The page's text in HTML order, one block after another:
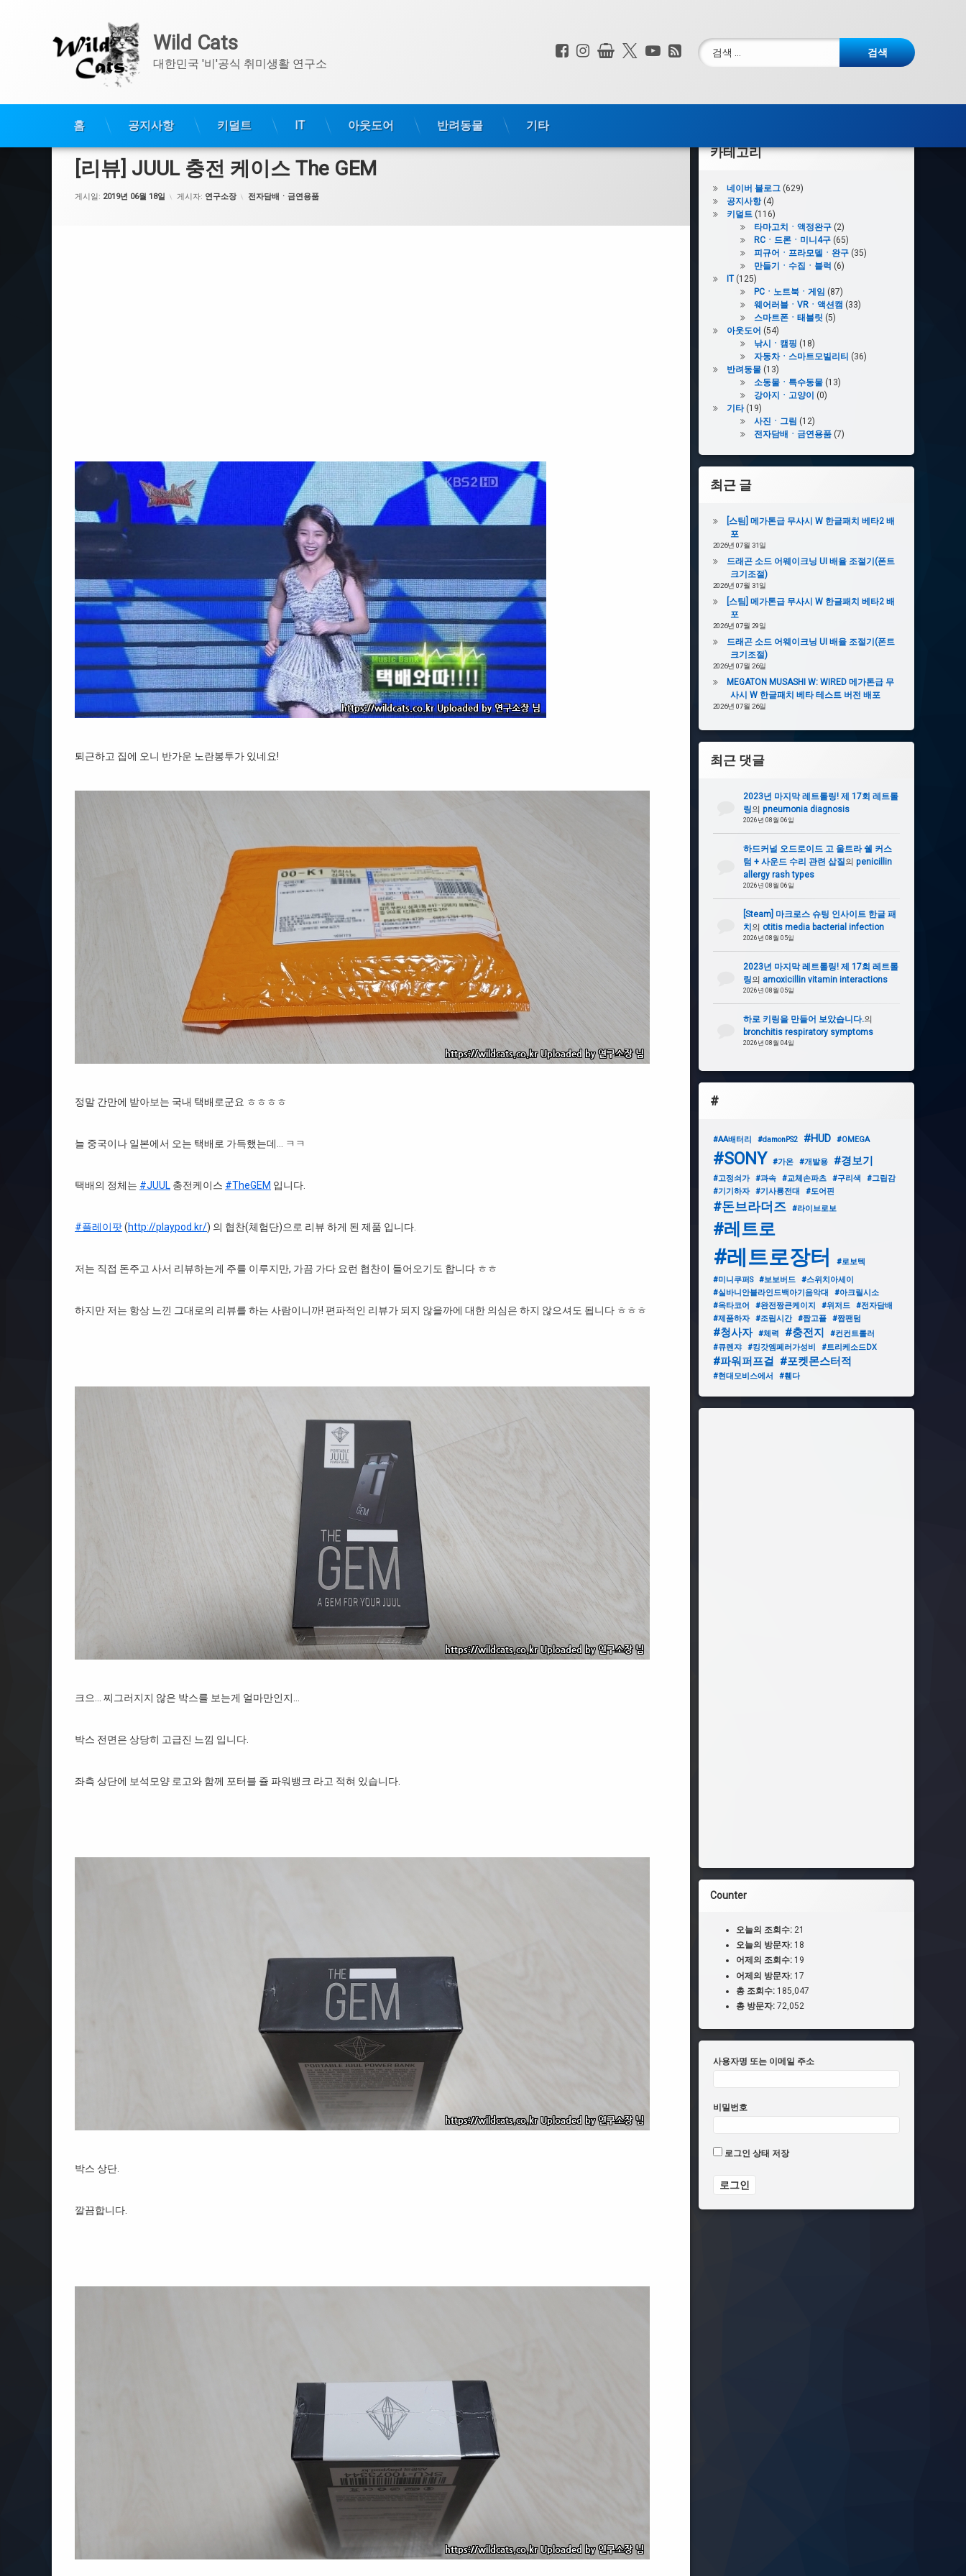
Wild Cats
대한민국 '비'공식 취미생활 연구소 전화 :
페이스북
인스타그램
상점 X.com
YouTube
RSS검색:
홈 공지사항 키덜트 IT 아웃도어 반려동물 기타
[리뷰] JUUL 충전 케이스 The GEM
게시일: 2019년 06월 18일 게시자: 연구소장 카테고리:
전자담배ㆍ금연용품
퇴근하고 집에 오니 반가운 노란봉투가 있네요!
정말 간만에 받아보는 국내 택배로군요 ㅎㅎㅎㅎ
늘 중국이나 일본에서 오는 택배로 가득했는데… ㅋㅋ
택배의 정체는 #JUUL 충전케이스 #TheGEM 입니다.
#플레이팟(http://playpod.kr/) 의 협찬(체험단)으로 리뷰 하게 된 제품 입니다.
저는 직접 돈주고 사서 리뷰하는게 주를 이루지만, 가끔 가다 요런 협찬이 들어오기도 합니다 ㅎㅎ
하지만 저는 항상 느낀 그대로의 리뷰를 하는 사람이니까! 편파적인 리뷰가 되지 않을까에 대한 의심은 하지 않으셔도 됩니다 ㅎㅎㅎ
크으… 찌그러지지 않은 박스를 보는게 얼마만인지…
박스 전면은 상당히 고급진 느낌 입니다.
좌측 상단에 보석모양 로고와 함께 포터블 쥴 파워뱅크 라고 적혀 있습니다.
박스 상단.
깔끔합니다.
카테고리
네이버 블로그 (629)
공지사항(4)
키덜트 (116)
타마고치ㆍ액정완구(2)
RCㆍ드론ㆍ미니4구(65)
피규어ㆍ프라모델ㆍ완구(35)
만들기ㆍ수집ㆍ블럭 (6)
IT(125)
PCㆍ노트북ㆍ게임 (87)
웨어러블ㆍVRㆍ액션캠 (33)
스마트폰ㆍ태블릿 (5)
아웃도어 (54)
낚시ㆍ캠핑 (18)
자동차ㆍ스마트모빌리티 (36)
반려동물(13)
소동물ㆍ특수동물(13)
강아지ㆍ고양이 (0)
기타(19)
사진ㆍ그림 (12)
전자담배ㆍ금연용품(7)
최근 글
[스팀] 메가톤급 무사시 W 한글패치 베타2 배
포
2026년 07월 31일
드래곤 소드 어웨이크닝 UI 배율 조절기(폰트
크기조절)
2026년 07월 31일
[스팀] 메가톤급 무사시 W 한글패치 베타2 배
포
2026년 07월 29일
드래곤 소드 어웨이크닝 UI 배율 조절기(폰트
크기조절)
2026년 07월 26일
MEGATON MUSASHI W: WIRED 메가톤급 무
사시 W 한글패치 베타 테스트 버전 배포
2026년 07월 26일
최근 댓글
2023년 마지막 레트롤링! 제 17회 레트롤
링의 pneumonia diagnosis
2026년 08월 06일
하드커널 오드로이드 고 울트라 쉘 커스
텀 + 사운드 수리 관련 삽질의 penicillin
allergy rash types
2026년 08월 06일
[Steam] 마크로스 슈팅 인사이트 한글 패
치의 otitis media bacterial infection
2026년 08월 05일
2023년 마지막 레트롤링! 제 17회 레트롤
링의 amoxicillin vitamin interactions
2026년 08월 05일
하로 키링을 만들어 보았습니다.의
bronchitis respiratory symptoms
2026년 08월 04일
#
#AA배터리 #damonPS2 #HUD #OMEGA
#SONY #가온 #개발용 #경보기
#고정쇠가 #과속 #교체손파츠 #구리색
#그립감
#기기하자
#기사룡전대 #도어핀
#돈브라더즈 #라이브로보
#레트로
#레트로장터
#로보텍
#미니쿠퍼S
#보보버드
#스위치아세이
#실바니안블라인드백아기음악대
#아크릴시소
#옥타코어
#완전짱큰케이지 #위저드
#전자담배
#제품하자
#조립시간 #짭고플 #짭팬텀
#청사자 #체력 #충전지
#컨컨트롤러
#큐렌쟈
#킹갓엠페러가성비 #트리케소드DX
#파워퍼프걸 #포켓몬스터적
#현대모비스에서 #휀다
Counter
오늘의 조회수: 21
오늘의 방문자: 18
어제의 조회수: 19
어제의 방문자: 17
총 조회수: 185,047
총 방문자: 72,052
사용자명 또는 이메일 주소
비밀번호
로그인 상태 저장